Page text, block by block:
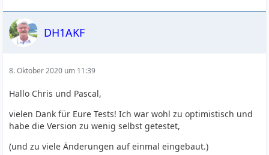
DH1AKF
8. Oktober 2020 um 11:39
Hallo Chris und Pascal,
vielen Dank für Eure Tests! Ich war wohl zu optimistisch und
habe die Version zu wenig selbst getestet,
(und zu viele Änderungen auf einmal eingebaut.)